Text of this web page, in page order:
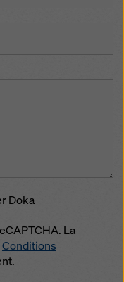
Doka
La
Conditions